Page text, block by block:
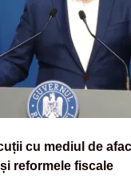
cu mediul de
reformele fiscale